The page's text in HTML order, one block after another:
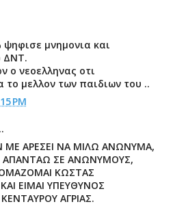
ψηφισε μνημονια και
ΔΝΤ.
ο νεοελληνας οτι
το μελλον των παιδιων του ..
PM
ΜΕ ΑΡΕΣΕΙ ΝΑ ΜΙΛΩ ΑΝΩΝΥΜΑ,
ΑΠΑΝΤΑΩ ΣΕ ΑΝΩΝΥΜΟΥΣ,
ΚΩΣΤΑΣ
ΕΙΜΑΙ ΥΠΕΥΘΥΝΟΣ
ΑΓΡΙΑΣ.